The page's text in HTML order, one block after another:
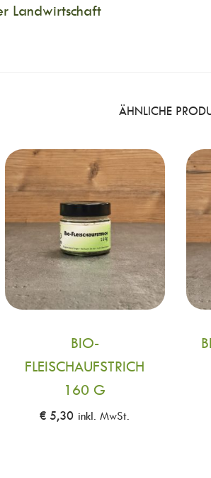
Landwirtschaft
ÄHNLICHE
BIO-
FLEISCHAUFSTRICH
160 G
€ 5,30 inkl. MwSt.